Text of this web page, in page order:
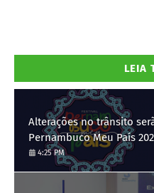
LEIA
Alterações no trânsito
Pernambuco Meu País
a 3 de agosto
4:25 PM